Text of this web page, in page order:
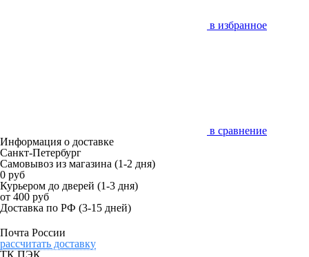
в избранное
в сравнение
Информация о доставке
Санкт-Петербург
Самовывоз из магазина (1-2 дня)
0 руб
Курьером до дверей (1-3 дня)
от 400 руб
Доставка по РФ (3-15 дней)
Почта России
рассчитать доставку
ТК ПЭК